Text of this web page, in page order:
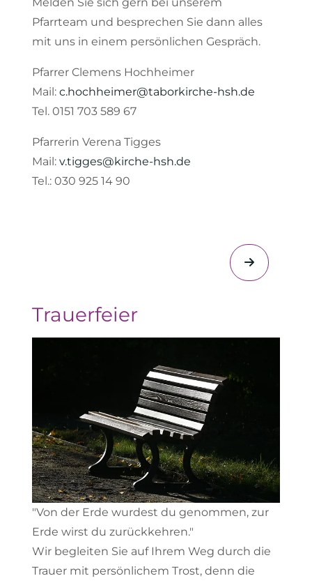
Melden Sie sich gern bei unserem
Pfarrteam und besprechen Sie dann alles
mit uns in einem persönlichen Gespräch.
Pfarrer Clemens Hochheimer
Mail: c.hochheimer@taborkirche-hsh.de
Tel. 0151 703 589 67
Pfarrerin Verena Tigges
Mail: v.tigges@kirche-hsh.de
Tel.: 030 925 14 90
Trauerfeier
"Von der Erde wurdest du genommen, zur
Erde wirst du zurückkehren."
Wir begleiten Sie auf Ihrem Weg durch die
Trauer mit persönlichem Trost, denn die